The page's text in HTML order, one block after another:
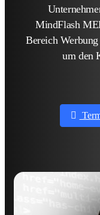
MindFlash
Bereich
um den